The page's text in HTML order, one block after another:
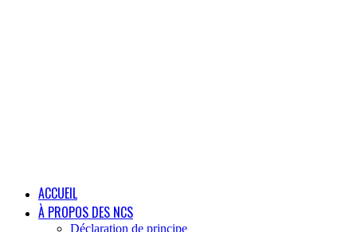
ACCUEIL
À PROPOS DES NCS
Déclaration de principe